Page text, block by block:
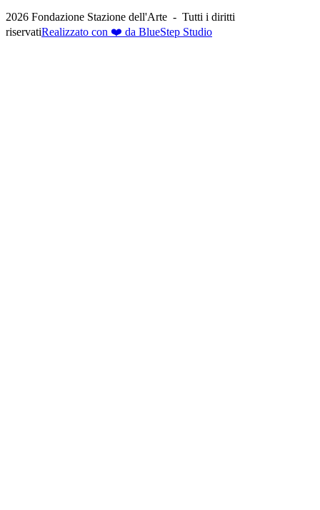
2026 Fondazione Stazione dell'Arte - Tutti i diritti
riservatiRealizzato con ❤️ da BlueStep Studio